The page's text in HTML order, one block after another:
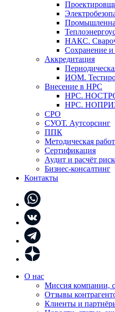
НАКС.
Сохранение и
Аккредитация
ИОМ.
Внесение в НРС
НРС.
НРС.
СРО
СУОТ. Аутсорсинг
ППК
Методическая
Сертификация
Аудит и расчёт
Бизнес-консалтинг
Контакты
О нас
Миссия компании,
Отзывы
Клиенты и